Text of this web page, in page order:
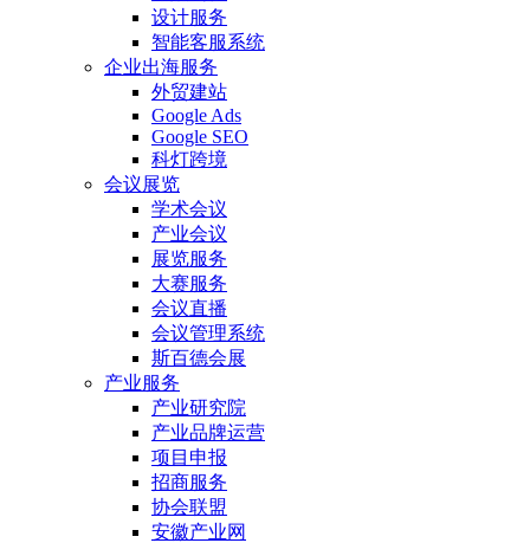
设计服务
智能客服系统
企业出海服务
外贸建站
Google Ads
Google SEO
科灯跨境
会议展览
学术会议
产业会议
展览服务
大赛服务
会议直播
会议管理系统
斯百德会展
产业服务
产业研究院
产业品牌运营
项目申报
招商服务
协会联盟
安徽产业网